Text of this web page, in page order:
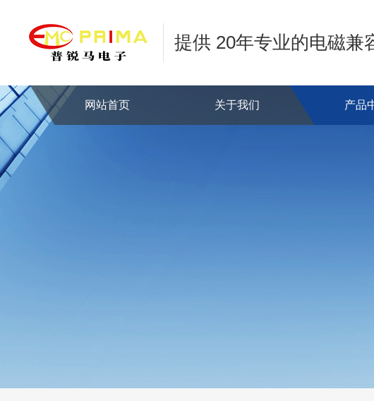
提供 20年专业的电磁兼
网站首页 关于我们 产品